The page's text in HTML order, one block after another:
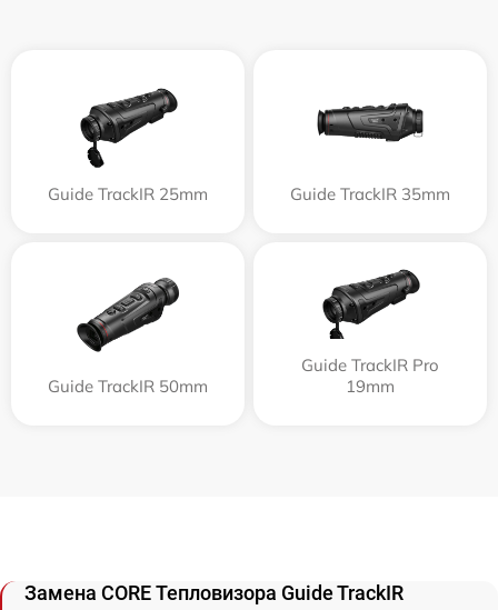
Guide TrackIR 25mm Guide TrackIR 35mm
Guide TrackIR 50mm
Guide TrackIR Pro
19mm
Замена CORE Тепловизора Guide TrackIR